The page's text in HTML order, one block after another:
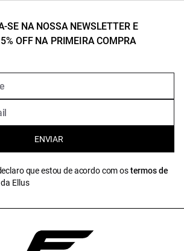
SE NA NOSSA NEWSLETTER E
OFF NA PRIMEIRA COMPRA
ENVIAR
que estou de acordo com ostermos de
da Ellus